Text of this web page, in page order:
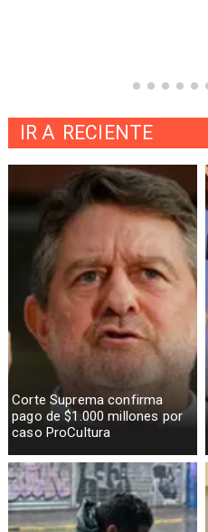
Corte Suprema confirma
pago de $1.000 millones por
caso ProCultura
IR A RECIENTE